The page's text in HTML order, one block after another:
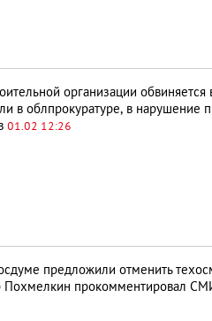
организации
в облпрокуратуре, в нарушение
01.02 12:26
предложили отменить
Похмелкин прокомментировал